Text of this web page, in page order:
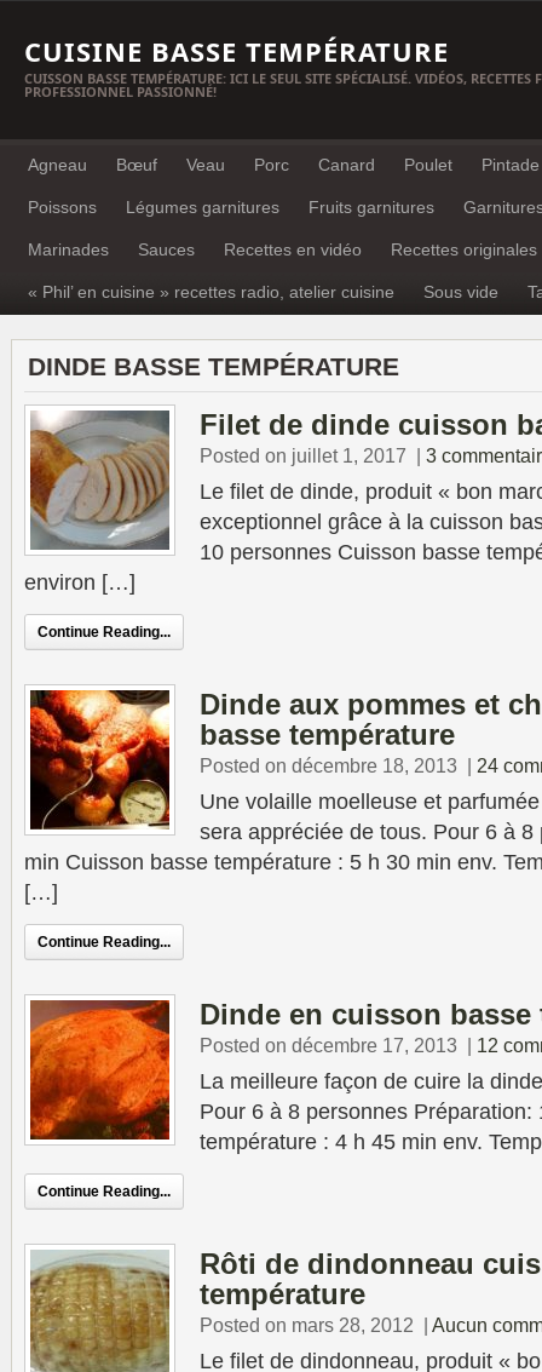
CUISINE BASSE TEMPÉRATURE
CUISSON BASSE TEMPÉRATURE: ICI LE SEUL SITE SPÉCIALISÉ. VIDÉOS, RECETTES
PROFESSIONNEL PASSIONNÉ!
Agneau Bœuf Veau Porc Canard Poulet Pintade
Poissons Légumes garnitures Fruits garnitures
Marinades Sauces Recettes en vidéo Recettes originales
« Phil’ en cuisine » recettes radio, atelier cuisine Sous vide
DINDE BASSE TEMPÉRATURE
Filet de dinde cuisson
Posted on juillet 1, 2017 | 3
Le filet de dinde, produit « bon
exceptionnel grâce à la cuisson
10 personnes Cuisson basse
environ […]
Continue Reading...
Dinde aux pommes et
basse température
Posted on décembre 18, 2013 | 24
Une volaille moelleuse et
sera appréciée de tous. Pour 6 à
min Cuisson basse température : 5 h 30 min env.
[…]
Continue Reading...
Dinde en cuisson basse
Posted on décembre 17, 2013 | 12
La meilleure façon de cuire la
Pour 6 à 8 personnes Préparation:
température : 4 h 45 min env.
Continue Reading...
Rôti de dindonneau
température
Posted on mars 28, 2012 | Aucun
Le filet de dindonneau, produit «